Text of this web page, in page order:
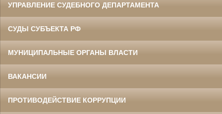
УПРАВЛЕНИЕ СУДЕБНОГО ДЕПАРТАМЕНТА
СУДЫ СУБЪЕКТА РФ
МУНИЦИПАЛЬНЫЕ ОРГАНЫ ВЛАСТИ
ВАКАНСИИ
ПРОТИВОДЕЙСТВИЕ КОРРУПЦИИ